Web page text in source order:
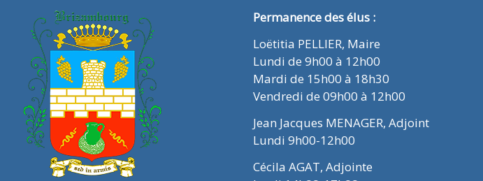
Permanence des élus :
Loëtitia PELLIER, Maire
Lundi de 9h00 à 12h00
Mardi de 15h00 à 18h30
Vendredi de 09h00 à 12h00
Jean Jacques MENAGER, Adjoint
Lundi 9h00-12h00
Cécila AGAT, Adjointe